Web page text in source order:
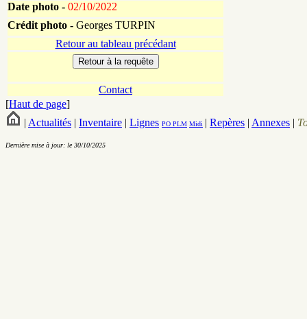
Date photo - 02/10/2022
Crédit photo - Georges TURPIN
Retour au tableau précédant
Contact
[Haut de page]
| Actualités | Inventaire | Lignes PO PLM Midi | Repères | Annexes |
Dernière mise à jour: le 30/10/2025